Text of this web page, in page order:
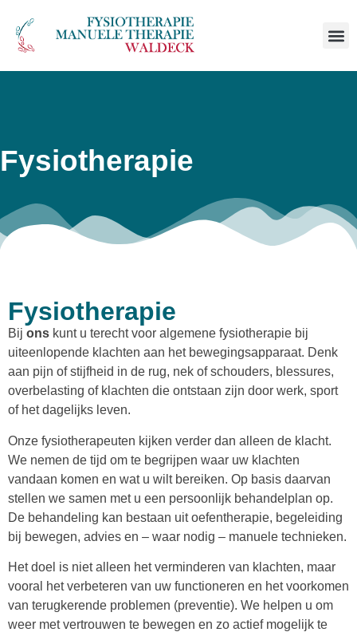
Fysiotherapie
Fysiotherapie
Bij ons kunt u terecht voor algemene fysiotherapie bij
uiteenlopende klachten aan het bewegingsapparaat. Denk
aan pijn of stijfheid in de rug, nek of schouders, blessures,
overbelasting of klachten die ontstaan zijn door werk, sport
of het dagelijks leven.
Onze fysiotherapeuten kijken verder dan alleen de klacht.
We nemen de tijd om te begrijpen waar uw klachten
vandaan komen en wat u wilt bereiken. Op basis daarvan
stellen we samen met u een persoonlijk behandelplan op.
De behandeling kan bestaan uit oefentherapie, begeleiding
bij bewegen, advies en – waar nodig – manuele technieken.
Het doel is niet alleen het verminderen van klachten, maar
vooral het verbeteren van uw functioneren en het voorkomen
van terugkerende problemen (preventie). We helpen u om
weer met vertrouwen te bewegen en zo actief mogelijk te